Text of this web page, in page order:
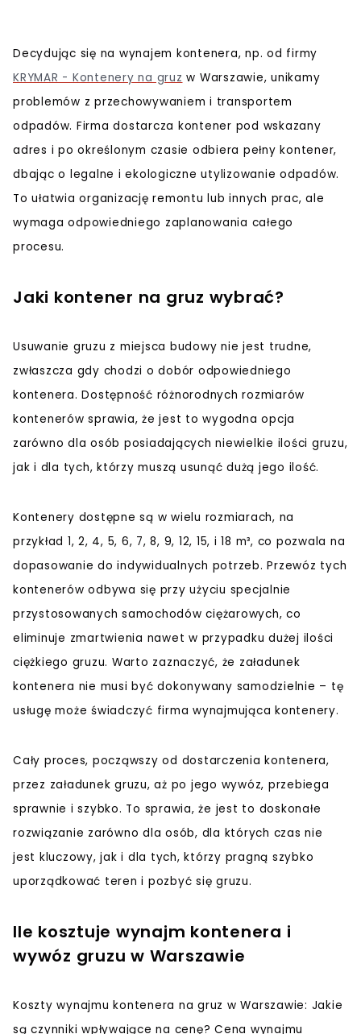
Decydując się na wynajem kontenera, np. od firmy
KRYMAR - Kontenery na gruz w Warszawie, unikamy
problemów z przechowywaniem i transportem
odpadów. Firma dostarcza kontener pod wskazany
adres i po określonym czasie odbiera pełny kontener,
dbając o legalne i ekologiczne utylizowanie odpadów.
To ułatwia organizację remontu lub innych prac, ale
wymaga odpowiedniego zaplanowania całego
procesu.
Jaki kontener na gruz wybrać?
Usuwanie gruzu z miejsca budowy nie jest trudne,
zwłaszcza gdy chodzi o dobór odpowiedniego
kontenera. Dostępność różnorodnych rozmiarów
kontenerów sprawia, że jest to wygodna opcja
zarówno dla osób posiadających niewielkie ilości gruzu,
jak i dla tych, którzy muszą usunąć dużą jego ilość.
Kontenery dostępne są w wielu rozmiarach, na
przykład 1, 2, 4, 5, 6, 7, 8, 9, 12, 15, i 18 m³, co pozwala na
dopasowanie do indywidualnych potrzeb. Przewóz tych
kontenerów odbywa się przy użyciu specjalnie
przystosowanych samochodów ciężarowych, co
eliminuje zmartwienia nawet w przypadku dużej ilości
ciężkiego gruzu. Warto zaznaczyć, że załadunek
kontenera nie musi być dokonywany samodzielnie – tę
usługę może świadczyć firma wynajmująca kontenery.
Cały proces, począwszy od dostarczenia kontenera,
przez załadunek gruzu, aż po jego wywóz, przebiega
sprawnie i szybko. To sprawia, że jest to doskonałe
rozwiązanie zarówno dla osób, dla których czas nie
jest kluczowy, jak i dla tych, którzy pragną szybko
uporządkować teren i pozbyć się gruzu.
Ile kosztuje wynajm kontenera i
wywóz gruzu w Warszawie
Koszty wynajmu kontenera na gruz w Warszawie: Jakie
są czynniki wpływające na cenę? Cena wynajmu